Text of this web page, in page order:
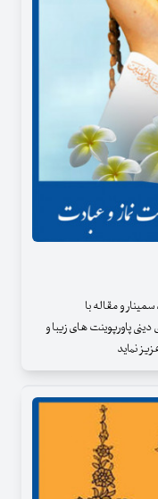
سمینار و مقاله با
پاورپوینت های زیبا و
نماید